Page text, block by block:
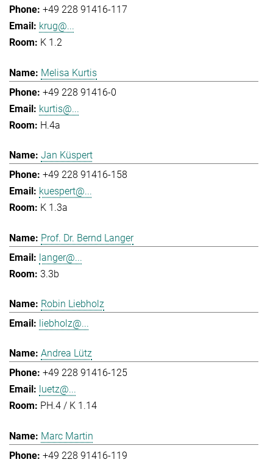
+49 228 91416-117
krug@...
K 1.2
Melisa Kurtis
+49 228 91416-0
kurtis@...
H.4a
Jan Küspert
+49 228 91416-158
kuespert@...
K 1.3a
Prof. Dr. Bernd Langer
langer@...
3.3b
Robin Liebholz
liebholz@...
Andrea Lütz
+49 228 91416-125
luetz@...
PH.4 / K 1.14
Marc Martin
+49 228 91416-119